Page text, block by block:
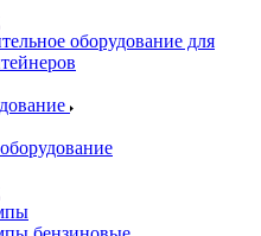
оборудование для